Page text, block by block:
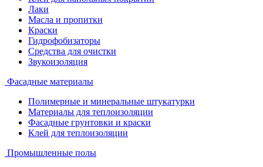
Лаки
Масла и пропитки
Краски
Гидрофобизаторы
Средства для очистки
Звукоизоляция
Фасадные материалы
Полимерные и минеральные штукатурки
Материалы для теплоизоляции
Фасадные грунтовки и краски
Клей для теплоизоляции
Промышленные полы